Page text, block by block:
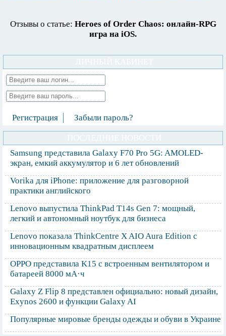
Отзывы о статье: Heroes of Order Chaos: онлайн-RPG
игра на iOS.
Регистрация Забыли пароль?
Samsung представила Galaxy F70 Pro 5G: AMOLED-
экран, емкий аккумулятор и 6 лет обновлений
Vorika для iPhone: приложение для разговорной
практики английского
Lenovo выпустила ThinkPad T14s Gen 7: мощный,
легкий и автономный ноутбук для бизнеса
Lenovo показала ThinkCentre X AIO Aura Edition с
инновационным квадратным дисплеем
OPPO представила K15 с встроенным вентилятором и
батареей 8000 мА·ч
Galaxy Z Flip 8 представлен официально: новый дизайн,
Exynos 2600 и функции Galaxy AI
Популярные мировые бренды одежды и обуви в Украине